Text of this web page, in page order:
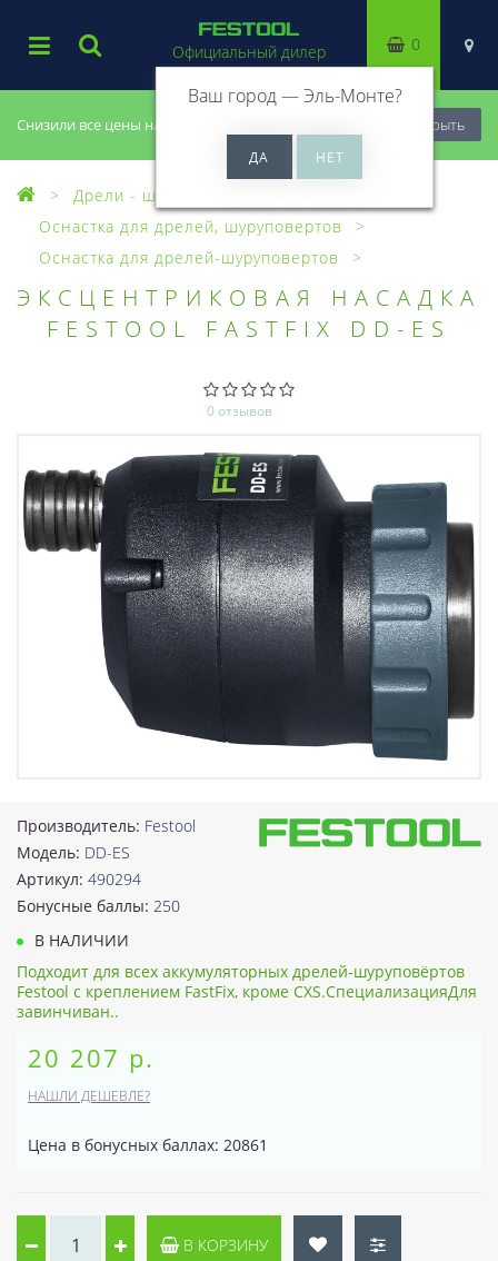
Снизили все цены на 20%, успей купить! Закрыть
Официальный дилер
Ваш город —Эль-Монте?
0
Дрели - шуруповерты
Оснастка для дрелей, шуруповертов
Оснастка для дрелей-шуруповертов
ЭКСЦЕНТРИКОВАЯ НАСАДКА
FESTOOL FASTFIX DD-ES
0 отзывов
Производитель: Festool
Модель: DD-ES
Артикул: 490294
Бонусные баллы: 250
В НАЛИЧИИ
Подходит для всех аккумуляторных дрелей-шуруповёртов
Festool с креплением FastFix, кроме CXS.СпециализацияДля
завинчиван..
20 207 р.
НАШЛИ ДЕШЕВЛЕ?
Цена в бонусных баллах: 20861
В КОРЗИНУ